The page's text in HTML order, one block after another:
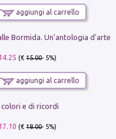
aggiungi al carrello
Bormida. Un'antologia d'arte
(€15.00- 5%)
aggiungi al carrello
colori e di ricordi
(€18.00- 5%)